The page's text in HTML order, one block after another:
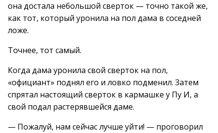
она достала небольшой сверток — точно такой же,
как тот, который уронила на пол дама в соседней
ложе.
Точнее, тот самый.
Когда дама уронила свой сверток на пол,
«официант» поднял его и ловко подменил. Затем
спрятал настоящий сверток в кармашке у Пу И, а
свой подал растерявшейся даме.
— Пожалуй, нам сейчас лучше уйти! — проговорил